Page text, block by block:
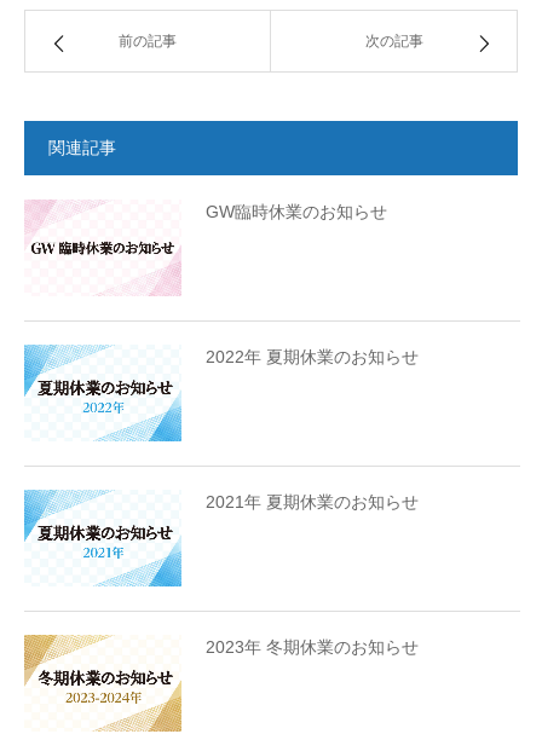
前の記事 次の記事
関連記事
GW臨時休業のお知らせ
2022年 夏期休業のお知らせ
2021年 夏期休業のお知らせ
2023年 冬期休業のお知らせ